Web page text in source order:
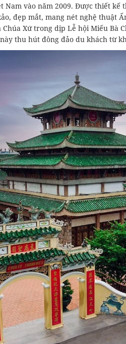
Nam vào năm 2009. Được thiết
đẹp mắt, mang nét nghệ thuật
Xứ trong dịp Lễ hội Miếu Bà
thu hút đông đảo du khách từ